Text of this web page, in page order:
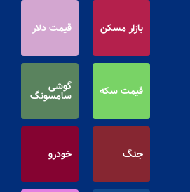
بازار مسکن قیمت دلار
قیمت سکه گوشی
سامسونگ
جنگ خودرو